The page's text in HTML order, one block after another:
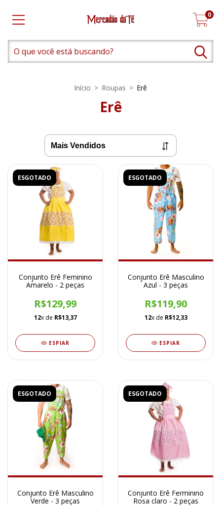
0
Início > Roupas > Erê
Erê
ESGOTADO
Conjunto Erê Feminino
Amarelo - 2 peças
R$129,99
12x de R$13,37
ESPIAR
ESGOTADO
Conjunto Erê Masculino
Azul - 3 peças
R$119,90
12x de R$12,33
ESPIAR
ESGOTADO
Conjunto Erê Masculino
Verde - 3 peças
ESGOTADO
Conjunto Erê Ferminino
Rosa claro - 2 peças